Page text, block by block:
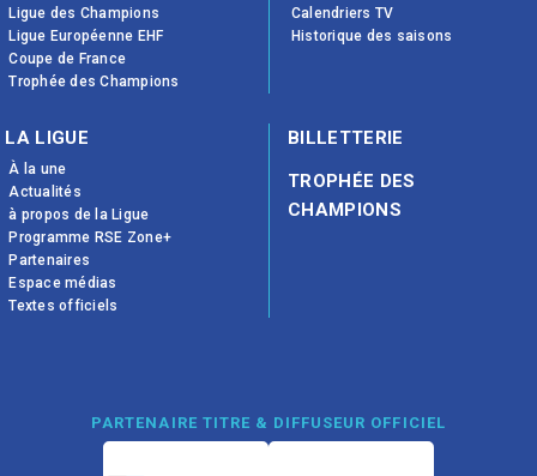
Ligue des Champions
Ligue Européenne EHF
Coupe de France
Trophée des Champions
Calendriers TV
Historique des saisons
LA LIGUE
À la une
Actualités
à propos de la Ligue
Programme RSE Zone+
Partenaires
Espace médias
Textes officiels
BILLETTERIE
TROPHÉE DES
CHAMPIONS
PARTENAIRE TITRE & DIFFUSEUR OFFICIEL